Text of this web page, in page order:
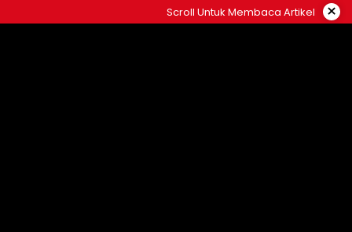
to
Scroll Untuk Membaca Artikel ×